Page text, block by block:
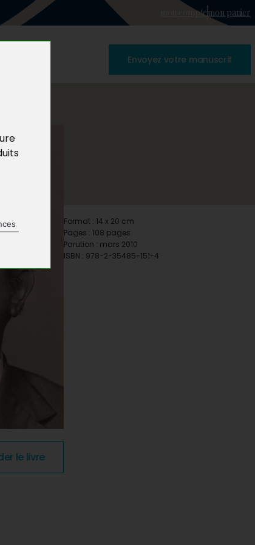
mon comptemon panier
Envoyez votre manuscrit
le livre
Format : 14 x 20 cm
Pages : 108 pages
Parution : mars 2010
ISBN : 978-2-35485-151-4